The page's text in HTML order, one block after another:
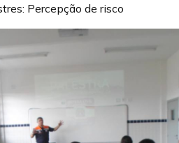
Percepção de risco